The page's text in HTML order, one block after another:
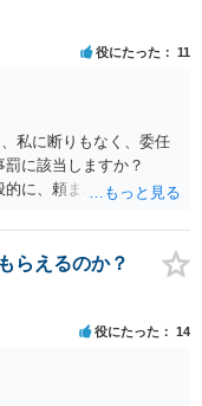
役にたった 11
私に断りもなく、委任
事罰に該当しますか？
に、頼まれた（委任さ
は依頼の範囲ではない
らえるのか？
役にたった 14